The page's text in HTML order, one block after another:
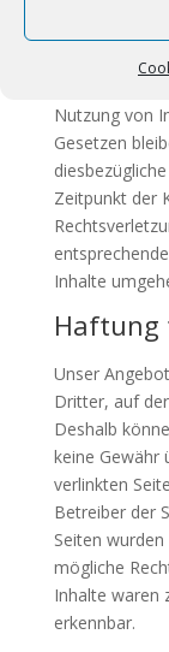
zu
auf eine
Nutzung von
Gesetzen
Zeitpunkt der
Inhalte
Haftung
Unser
Dritter, auf
Deshalb
keine Gewähr
verlinkten
Betreiber der
Seiten
mögliche
Inhalte waren
erkennbar.